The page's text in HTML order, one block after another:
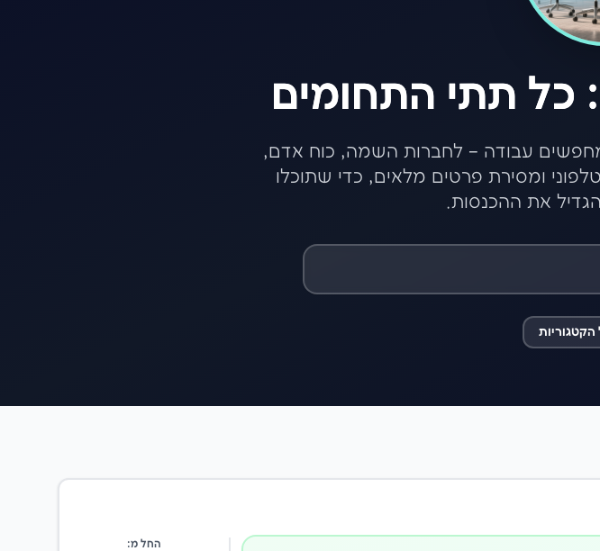
כל תתי התחומים
עבודה – לחברות השמה, כוח אדם,
ומסירת פרטים מלאים, כדי שתוכלו
את ההכנסות.
החל מ: